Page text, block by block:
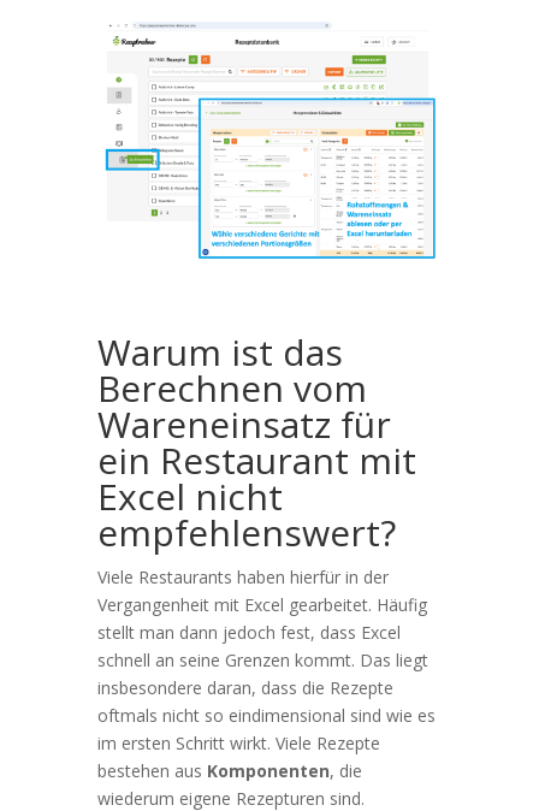
Warum ist das
Berechnen vom
Wareneinsatz für
ein Restaurant mit
Excel nicht
empfehlenswert?
Viele Restaurants haben hierfür in der
Vergangenheit mit Excel gearbeitet. Häufig
stellt man dann jedoch fest, dass Excel
schnell an seine Grenzen kommt. Das liegt
insbesondere daran, dass die Rezepte
oftmals nicht so eindimensional sind wie es
im ersten Schritt wirkt. Viele Rezepte
bestehen aus Komponenten, die
wiederum eigene Rezepturen sind.